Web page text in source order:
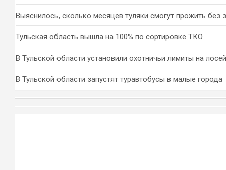
Выяснилось, сколько месяцев туляки смогут прожить без
Тульская область вышла на 100% по сортировке ТКО
В Тульской области установили охотничьи лимиты на
В Тульской области запустят туравтобусы в малые города